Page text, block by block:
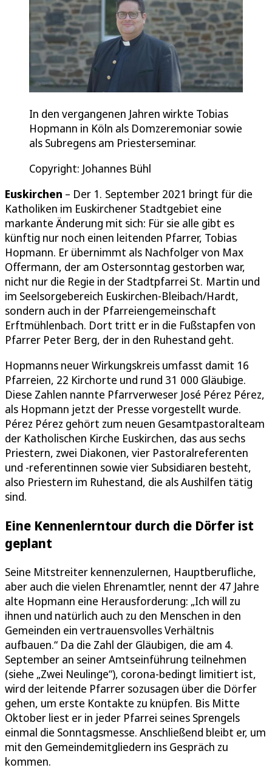
In den vergangenen Jahren wirkte Tobias
Hopmann in Köln als Domzeremoniar sowie
als Subregens am Priesterseminar.
Copyright: Johannes Bühl
Euskirchen – Der 1. September 2021 bringt für die
Katholiken im Euskirchener Stadtgebiet eine
markante Änderung mit sich: Für sie alle gibt es
künftig nur noch einen leitenden Pfarrer, Tobias
Hopmann. Er übernimmt als Nachfolger von Max
Offermann, der am Ostersonntag gestorben war,
nicht nur die Regie in der Stadtpfarrei St. Martin und
im Seelsorgebereich Euskirchen-Bleibach/Hardt,
sondern auch in der Pfarreiengemeinschaft
Erftmühlenbach. Dort tritt er in die Fußstapfen von
Pfarrer Peter Berg, der in den Ruhestand geht.
Hopmanns neuer Wirkungskreis umfasst damit 16
Pfarreien, 22 Kirchorte und rund 31 000 Gläubige.
Diese Zahlen nannte Pfarrverweser José Pérez Pérez,
als Hopmann jetzt der Presse vorgestellt wurde.
Pérez Pérez gehört zum neuen Gesamtpastoralteam
der Katholischen Kirche Euskirchen, das aus sechs
Priestern, zwei Diakonen, vier Pastoralreferenten
und -referentinnen sowie vier Subsidiaren besteht,
also Priestern im Ruhestand, die als Aushilfen tätig
sind.
Eine Kennenlerntour durch die Dörfer ist
geplant
Seine Mitstreiter kennenzulernen, Hauptberufliche,
aber auch die vielen Ehrenamtler, nennt der 47 Jahre
alte Hopmann eine Herausforderung: „Ich will zu
ihnen und natürlich auch zu den Menschen in den
Gemeinden ein vertrauensvolles Verhältnis
aufbauen.“ Da die Zahl der Gläubigen, die am 4.
September an seiner Amtseinführung teilnehmen
(siehe „Zwei Neulinge“), corona-bedingt limitiert ist,
wird der leitende Pfarrer sozusagen über die Dörfer
gehen, um erste Kontakte zu knüpfen. Bis Mitte
Oktober liest er in jeder Pfarrei seines Sprengels
einmal die Sonntagsmesse. Anschließend bleibt er, um
mit den Gemeindemitgliedern ins Gespräch zu
kommen.